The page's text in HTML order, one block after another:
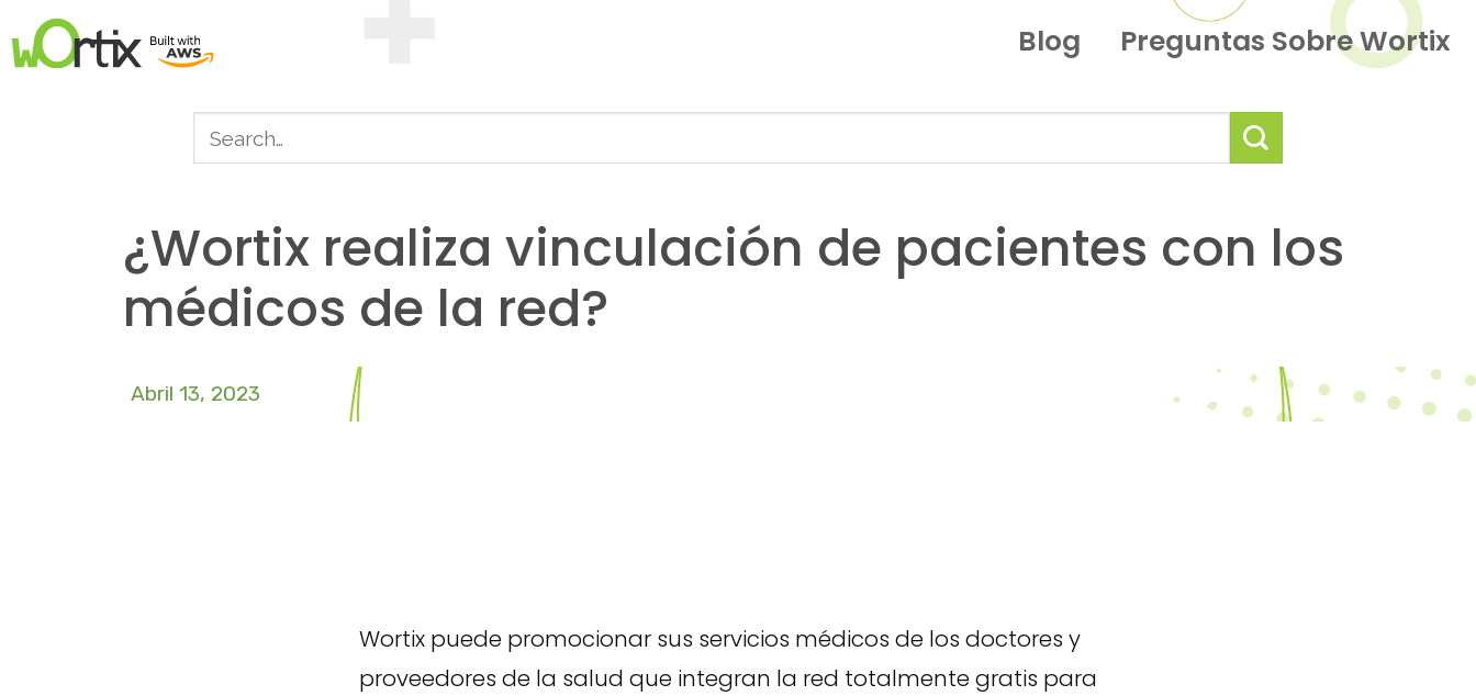
Blog Preguntas Sobre Wortix
¿Wortix realiza vinculación de pacientes con los
médicos de la red?
Abril 13, 2023
Wortix puede promocionar sus servicios médicos de los doctores y
proveedores de la salud que integran la red totalmente gratis para